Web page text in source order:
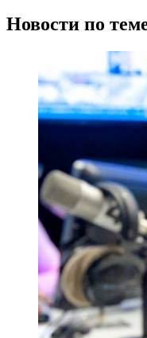
Новости по